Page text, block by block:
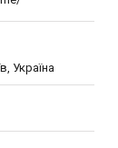
Україна